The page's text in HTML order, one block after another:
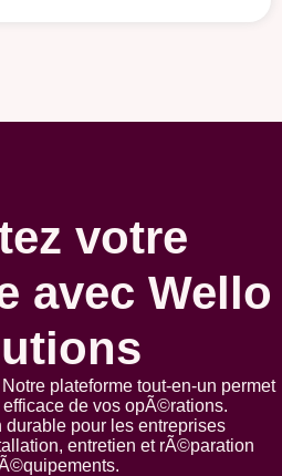
votre
avec Wello
plateforme tout-en-un permet
de vos opÃ©rations.
pour les entreprises
entretien et rÃ©paration